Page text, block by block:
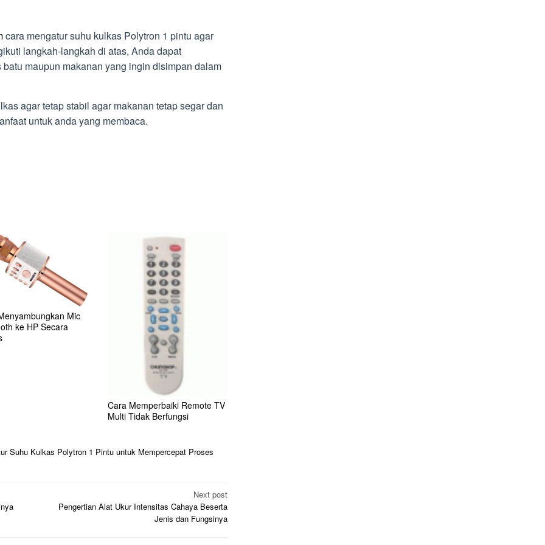
cara mengatur suhu kulkas Polytron 1 pintu agar
langkah-langkah di atas, Anda dapat
maupun makanan yang ingin disimpan dalam
agar tetap stabil agar makanan tetap segar dan
untuk anda yang membaca.
Mic
ke HP Secara
Cara Memperbaiki Remote TV
Multi Tidak Berfungsi
Suhu Kulkas Polytron 1 Pintu untuk Mempercepat Proses
Next post
Pengertian Alat Ukur Intensitas Cahaya Beserta
Jenis dan Fungsinya